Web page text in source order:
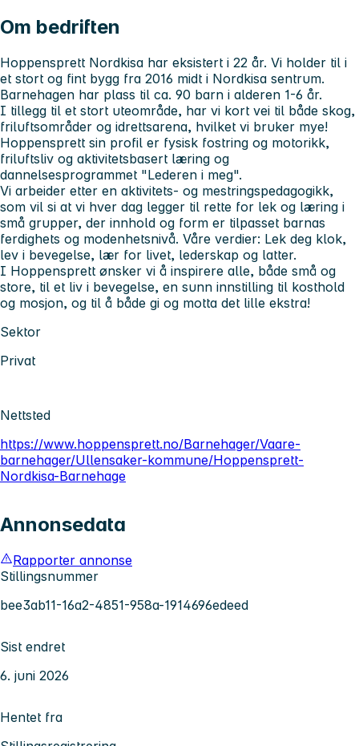
Om bedriften
Hoppensprett Nordkisa har eksistert i 22 år. Vi holder til i
et stort og fint bygg fra 2016 midt i Nordkisa sentrum.
Barnehagen har plass til ca. 90 barn i alderen 1-6 år.
I tillegg til et stort uteområde, har vi kort vei til både skog,
friluftsområder og idrettsarena, hvilket vi bruker mye!
Hoppensprett sin profil er fysisk fostring og motorikk,
friluftsliv og aktivitetsbasert læring og
dannelsesprogrammet "Lederen i meg".
Vi arbeider etter en aktivitets- og mestringspedagogikk,
som vil si at vi hver dag legger til rette for lek og læring i
små grupper, der innhold og form er tilpasset barnas
ferdighets og modenhetsnivå. Våre verdier: Lek deg klok,
lev i bevegelse, lær for livet, lederskap og latter.
I Hoppensprett ønsker vi å inspirere alle, både små og
store, til et liv i bevegelse, en sunn innstilling til kosthold
og mosjon, og til å både gi og motta det lille ekstra!
Sektor
Privat
Nettsted
https://www.hoppensprett.no/Barnehager/Vaare-
barnehager/Ullensaker-kommune/Hoppensprett-
Nordkisa-Barnehage
Annonsedata
Rapporter annonse
Stillingsnummer
bee3ab11-16a2-4851-958a-1914696edeed
Sist endret
6. juni 2026
Hentet fra